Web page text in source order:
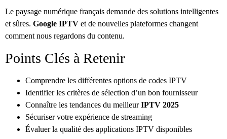
Le paysage numérique français demande des solutions intelligentes
et sûres. Google IPTV et de nouvelles plateformes changent
comment nous regardons du contenu.
Points Clés à Retenir
Comprendre les différentes options de codes IPTV
Identifier les critères de sélection d’un bon fournisseur
Connaître les tendances du meilleur IPTV 2025
Sécuriser votre expérience de streaming
Évaluer la qualité des applications IPTV disponibles